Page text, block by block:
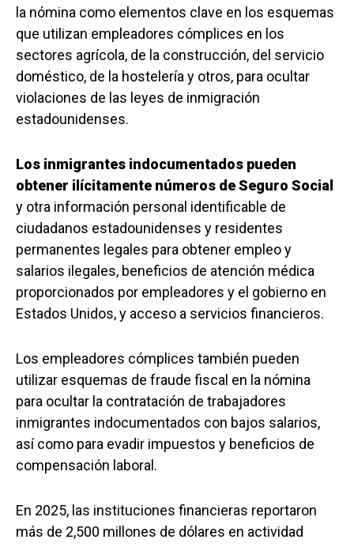
la nómina como elementos clave en los esquemas
que utilizan empleadores cómplices en los
sectores agrícola, de la construcción, del servicio
doméstico, de la hostelería y otros, para ocultar
violaciones de las leyes de inmigración
estadounidenses.
Los inmigrantes indocumentados pueden
obtener ilícitamente números de Seguro Social
y otra información personal identificable de
ciudadanos estadounidenses y residentes
permanentes legales para obtener empleo y
salarios ilegales, beneficios de atención médica
proporcionados por empleadores y el gobierno en
Estados Unidos, y acceso a servicios financieros.
Los empleadores cómplices también pueden
utilizar esquemas de fraude fiscal en la nómina
para ocultar la contratación de trabajadores
inmigrantes indocumentados con bajos salarios,
así como para evadir impuestos y beneficios de
compensación laboral.
En 2025, las instituciones financieras reportaron
más de 2,500 millones de dólares en actividad